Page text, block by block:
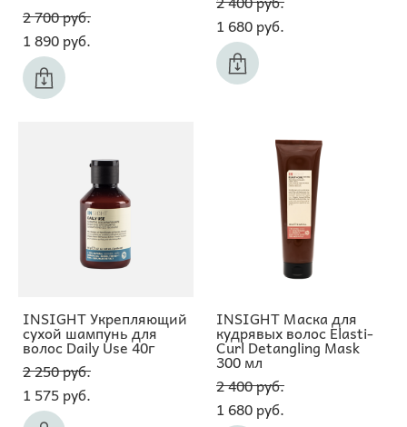
2 700 pуб.
1 890 pуб.
1 680 pуб.
INSIGHT Укрепляющий
сухой шампунь для
волос Daily Use 40г
2 250 pуб.
1 575 pуб.
INSIGHT Маска для
кудрявых волос Elasti-
Curl Detangling Mask
300 мл
2 400 pуб.
1 680 pуб.